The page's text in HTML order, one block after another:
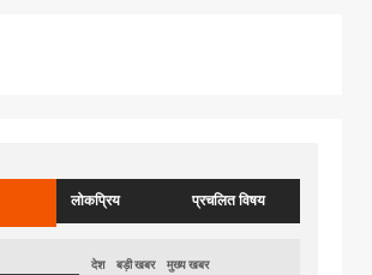
लोकप्रिय प्रचलित विषय
देश बड़ी खबर मुख्य खबर